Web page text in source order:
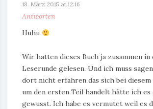
18. März 2015 at 12:16
Antworten
Huhu
Wir hatten dieses Buch ja zusammen in
Leserunde gelesen. Und ich muss
dort nicht erfahren das sich bei diesem
um den ersten Teil handelt hätte ich
gewusst. Ich habe es vermutet weil es